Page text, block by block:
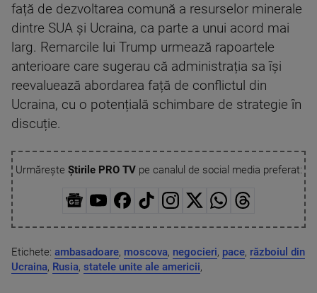
față de dezvoltarea comună a resurselor minerale
dintre SUA și Ucraina, ca parte a unui acord mai
larg. Remarcile lui Trump urmează rapoartele
anterioare care sugerau că administrația sa își
reevaluează abordarea față de conflictul din
Ucraina, cu o potențială schimbare de strategie în
discuție.
Urmărește Știrile PRO TVpe canalul de social media preferat:
Etichete: ambasadoare, moscova, negocieri, pace, războiul din
Ucraina, Rusia, statele unite ale americii,